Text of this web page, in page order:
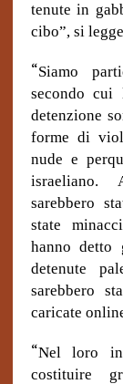
tenute in
cibo”, si
“Siamo
secondo cui
detenzione
forme di
nude e
israeliano.
sarebbero
state
hanno detto
detenute
sarebbero
caricate
“Nel loro
costituire